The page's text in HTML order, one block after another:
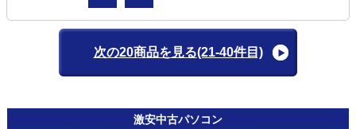
次の20商品を見る(21-40件目)
激安中古パソコン